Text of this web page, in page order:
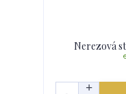
Nerezová